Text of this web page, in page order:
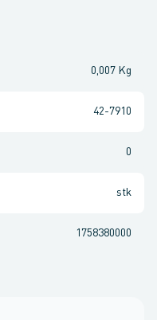
0,007 Kg
42-7910
0
stk
1758380000